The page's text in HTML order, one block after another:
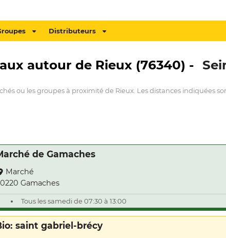
Distributeurs
autour de Rieux (76340) -
ou les groupes à proximité de Rieux. Les distances indiquées
de Gamaches
Marché
Gamaches
Tous les samedi de 07:30 à 13:00
saint gabriel-brécy